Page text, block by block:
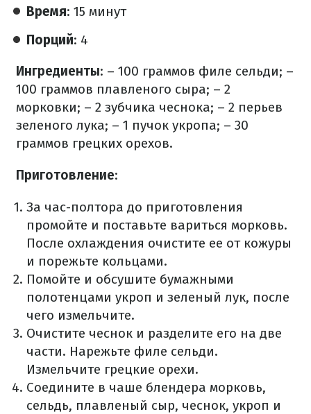
Время: 15 минут
Порций: 4
Ингредиенты: – 100 граммов филе сельди; –
100 граммов плавленого сыра; – 2
морковки; – 2 зубчика чеснока; – 2 перьев
зеленого лука; – 1 пучок укропа; – 30
граммов грецких орехов.
Приготовление:
За час-полтора до приготовления
промойте и поставьте вариться морковь.
После охлаждения очистите ее от кожуры
и порежьте кольцами.
Помойте и обсушите бумажными
полотенцами укроп и зеленый лук, после
чего измельчите.
Очистите чеснок и разделите его на две
части. Нарежьте филе сельди.
Измельчите грецкие орехи.
Соедините в чаше блендера морковь,
сельдь, плавленый сыр, чеснок, укроп и